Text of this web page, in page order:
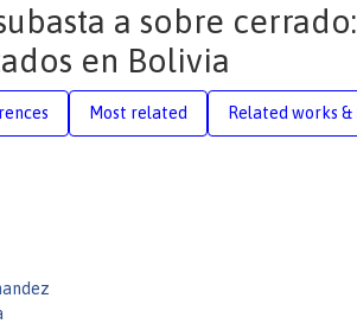
a sobre
en Bolivia
Most related Related works &